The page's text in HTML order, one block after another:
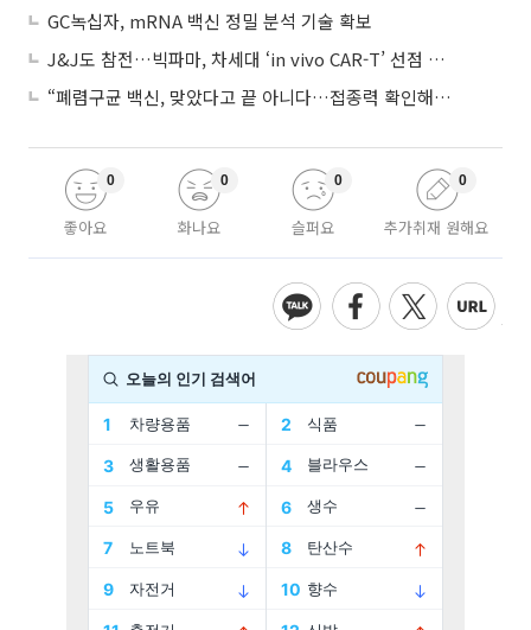
GC녹십자, mRNA 백신 정밀 분석 기술 확보
J&J도 참전…빅파마, 차세대 ‘in vivo CAR-T’ 선점 경쟁 본격화
“폐렴구균 백신, 맞았다고 끝 아니다…접종력 확인해야”
좋아요
0
화나요
0
슬퍼요
0
추가취재 원해요
0